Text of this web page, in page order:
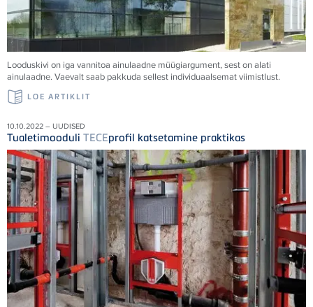
Looduskivi on iga vannitoa ainulaadne müügiargument, sest on alati
ainulaadne. Vaevalt saab pakkuda sellest individuaalsemat viimistlust.
LOE ARTIKLIT
10.10.2022 – UUDISED
Tualetimooduli TECEprofil katsetamine praktikas